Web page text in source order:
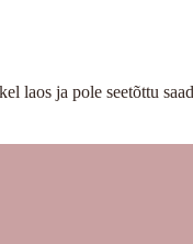
laos ja pole seetõttu